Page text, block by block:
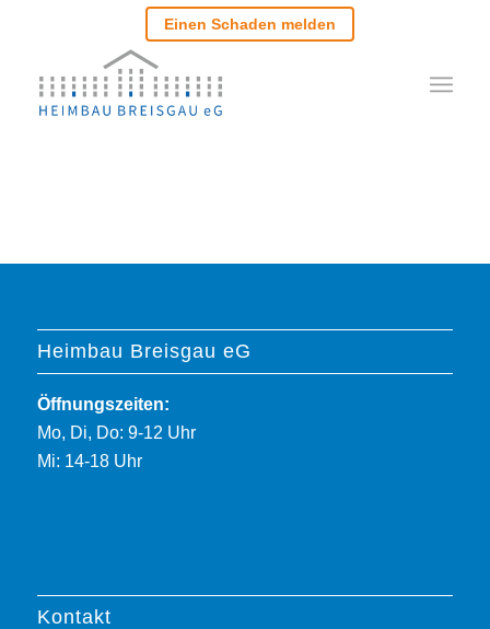
Einen Schaden melden
Heimbau Breisgau eG
Öffnungszeiten:
Mo, Di, Do: 9-12 Uhr
Mi: 14-18 Uhr
Kontakt